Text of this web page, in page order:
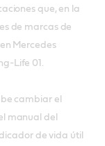
que, en la
de marcas de
Mercedes
Life 01.
cambiar el
manual del
de vida útil